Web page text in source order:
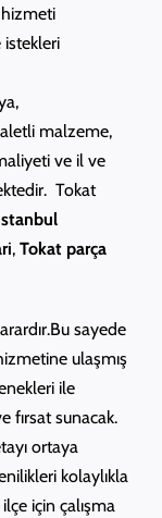
hizmeti
istekleri
malzeme,
ve il ve
Tokat
, Tokat parça
sayede
ulaşmış
ile
fırsat sunacak.
ortaya
kolaylıkla
için çalışma